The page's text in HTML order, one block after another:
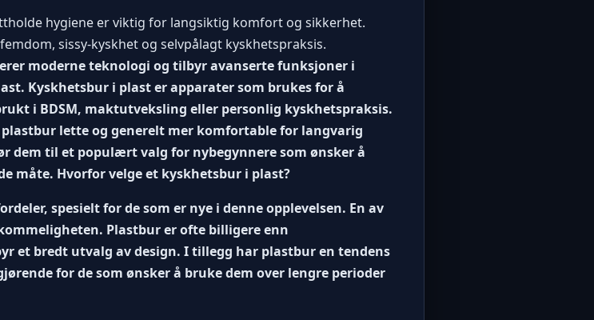
hygiene er viktig for langsiktig komfort og sikkerhet.
sissy-kyskhet og selvpålagt kyskhetspraksis.
moderne teknologi og tilbyr avanserte funksjoner i
Kyskhetsbur i plast er apparater som brukes for å
i BDSM, maktutveksling eller personlig kyskhetspraksis.
lette og generelt mer komfortable for langvarig
dem til et populært valg for nybegynnere som ønsker å
måte. Hvorfor velge et kyskhetsbur i plast?
spesielt for de som er nye i denne opplevelsen. En av
Plastbur er ofte billigere enn
et bredt utvalg av design. I tillegg har plastbur en tendens
for de som ønsker å bruke dem over lengre perioder